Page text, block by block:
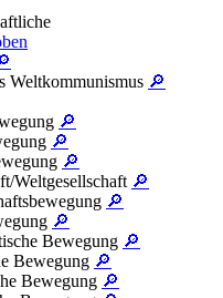
Weltkommunismus 🔎
🔎
🔎
🔎
Weltgesellschaft 🔎
🔎
🔎
Bewegung 🔎
Bewegung 🔎
Bewegung 🔎